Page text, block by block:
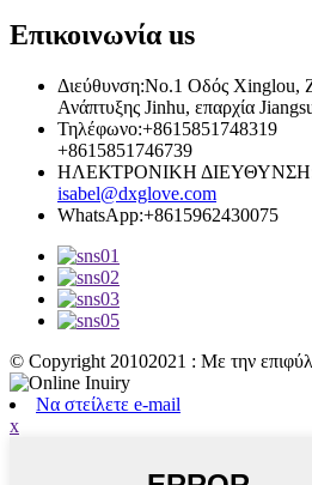
Επικοινωνίαus
Διεύθυνση:No.1 Οδός Xinglou,
Ανάπτυξης Jinhu, επαρχία
Τηλέφωνο:+8615851748319
+8615851746739
ΗΛΕΚΤΡΟΝΙΚΗ
isabel@dxglove.com
WhatsApp:+8615962430075
© Copyright 20102021 : Με την
Να στείλετε e-mail
x